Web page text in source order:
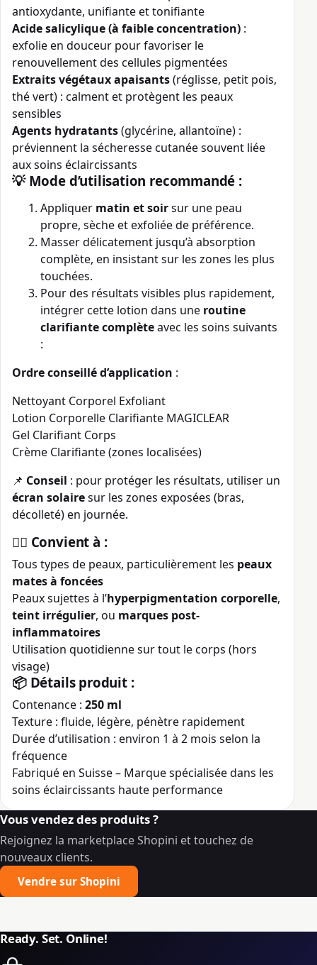
antioxydante, unifiante et tonifiante
Acide salicylique (à faible concentration) :
exfolie en douceur pour favoriser le
renouvellement des cellules pigmentées
Extraits végétaux apaisants(réglisse, petit pois,
thé vert) : calment et protègent les peaux
sensibles
Agents hydratants(glycérine, allantoïne) :
préviennent la sécheresse cutanée souvent liée
aux soins éclaircissants
💡 Mode d’utilisation recommandé :
Appliquer matin et soirsur une peau
propre, sèche et exfoliée de préférence.
Masser délicatement jusqu’à absorption
complète, en insistant sur les zones les plus
touchées.
Pour des résultats visibles plus rapidement,
intégrer cette lotion dans une routine
clarifiante complèteavec les soins suivants
:
Ordre conseillé d’application :
Nettoyant Corporel Exfoliant
Lotion Corporelle Clarifiante MAGICLEAR
Gel Clarifiant Corps
Crème Clarifiante (zones localisées)
📌 Conseil : pour protéger les résultats, utiliser un
écran solairesur les zones exposées (bras,
décolleté) en journée.
👩‍⚕️ Convient à :
Tous types de peaux, particulièrement les peaux
mates à foncées
Peaux sujettes à l’hyperpigmentation corporelle,
teint irrégulier, ou marques post-
inflammatoires
Utilisation quotidienne sur tout le corps (hors
visage)
📦 Détails produit :
Contenance : 250 ml
Texture : fluide, légère, pénètre rapidement
Durée d’utilisation : environ 1 à 2 mois selon la
fréquence
Fabriqué en Suisse – Marque spécialisée dans les
soins éclaircissants haute performance
Vous vendez des produits ?
Rejoignez la marketplace Shopini et touchez de
nouveaux clients.
Vendre sur Shopini
Ready. Set. Online!